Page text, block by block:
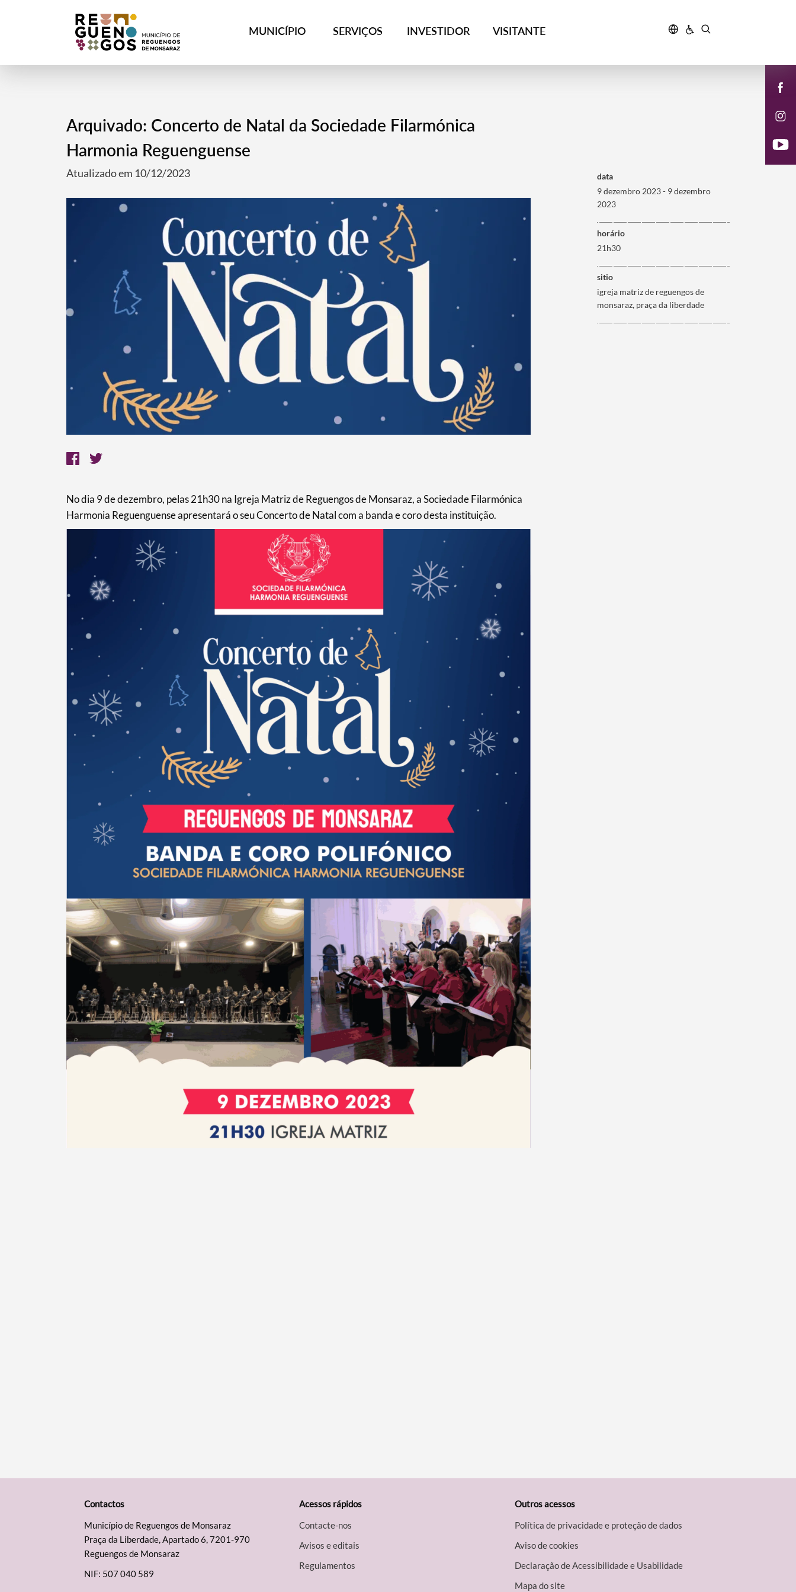
MUNICÍPIO SERVIÇOS INVESTIDOR VISITANTE
Termo de Pesquisa
Categorias gerais
Filtros
Arquivado: Concerto de Natal da Sociedade Filarmónica
Harmonia Reguenguense
Atualizado em 10/12/2023
No dia 9 de dezembro, pelas 21h30 na Igreja Matriz de Reguengos de Monsaraz, a Sociedade Filarmónica
Harmonia Reguenguense apresentará o seu Concerto de Natal com a banda e coro desta instituição.
data
9 dezembro 2023 - 9 dezembro
2023
horário
21h30
sitio
igreja matriz de reguengos de
monsaraz, praça da liberdade
Contactos
Município de Reguengos de Monsaraz
Praça da Liberdade, Apartado 6, 7201-970
Reguengos de Monsaraz
NIF: 507 040 589
Acessos rápidos
Contacte-nos
Avisos e editais
Regulamentos
Outros acessos
Política de privacidade e proteção de dados
Aviso de cookies
Declaração de Acessibilidade e Usabilidade
Mapa do site